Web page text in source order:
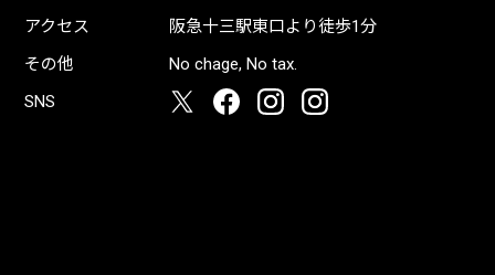
アクセス
阪急十三駅東口より徒歩1分
その他
No chage, No tax.
SNS